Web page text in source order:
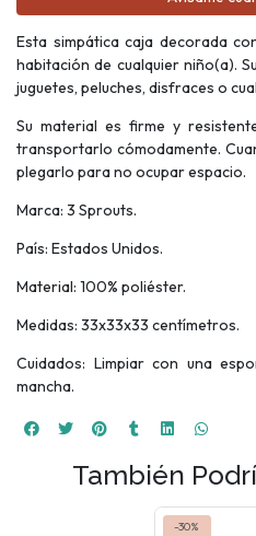
Esta simpática caja decorada
habitación de cualquier niño(a).
juguetes, peluches, disfraces o
Su material es firme y
transportarlo cómodamente.
plegarlo para no ocupar espacio.
Marca: 3 Sprouts.
País: Estados Unidos.
Material: 100% poliéster.
Medidas: 33x33x33 centímetros.
Cuidados: Limpiar con una
mancha.
También
-30%